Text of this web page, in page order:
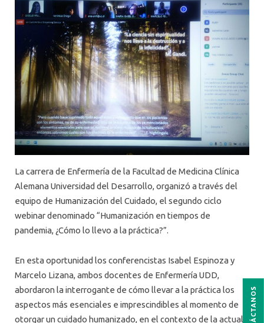
La carrera de Enfermería de la Facultad de Medicina Clínica
Alemana Universidad del Desarrollo, organizó a través del
equipo de Humanización del Cuidado, el segundo ciclo
webinar denominado “Humanización en tiempos de
pandemia, ¿Cómo lo llevo a la práctica?”.
En esta oportunidad los conferencistas Isabel Espinoza y
Marcelo Lizana, ambos docentes de Enfermería UDD,
abordaron la interrogante de cómo llevar a la práctica los
aspectos más esenciales e imprescindibles al momento de
otorgar un cuidado humanizado, en el contexto de la actual